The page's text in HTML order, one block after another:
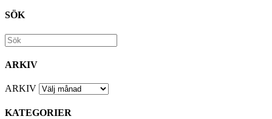
SÖK
ARKIV
ARKIV
KATEGORIER